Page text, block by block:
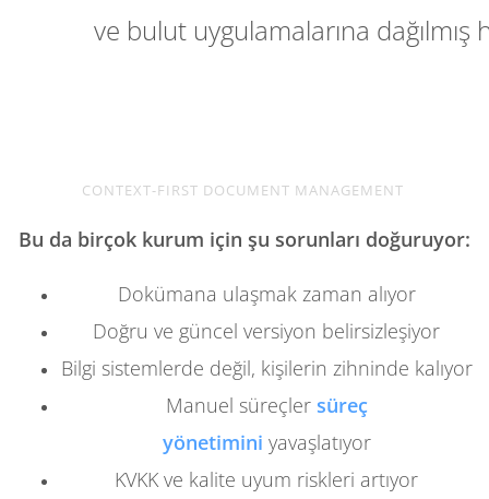
ve bulut uygulamalarına dağılmış
CONTEXT-FIRST DOCUMENT MANAGEMENT
Bu da birçok kurum için şu sorunları doğuruyor:
Dokümana ulaşmak zaman alıyor
Doğru ve güncel versiyon belirsizleşiyor
Bilgi sistemlerde değil, kişilerin zihninde kalıyor
Manuel süreçler süreç
yönetimini yavaşlatıyor
KVKK ve kalite uyum riskleri artıyor